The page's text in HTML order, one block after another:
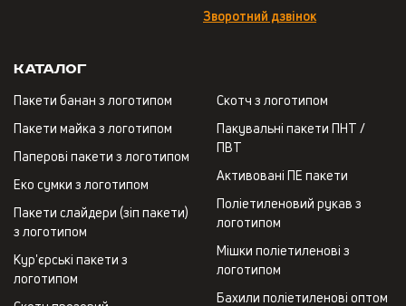
Зворотний дзвінок
Каталог
Пакети банан з логотипом
Пакети майка з логотипом
Паперові пакети з логотипом
Еко сумки з логотипом
Пакети слайдери (зіп пакети)
з логотипом
Кур'єрські пакети з
логотипом
Скотч з логотипом
Пакувальні пакети ПНТ /
ПВТ
Активовані ПЕ пакети
Поліетиленовий рукав з
логотипом
Мішки поліетиленові з
логотипом
Бахили поліетиленові оптом